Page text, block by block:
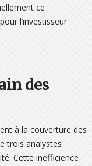
ce
l’investisseur
des
à la couverture des
trois analystes
Cette inefficience